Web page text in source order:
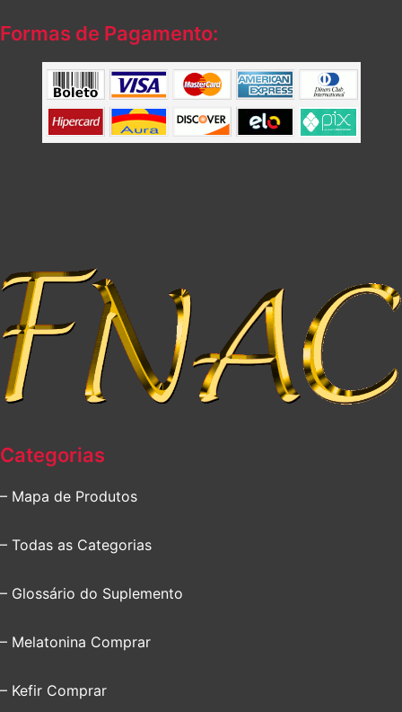
Formas de Pagamento:
Categorias
– Mapa de Produtos
– Todas as Categorias
– Glossário do Suplemento
– Melatonina Comprar
– Kefir Comprar